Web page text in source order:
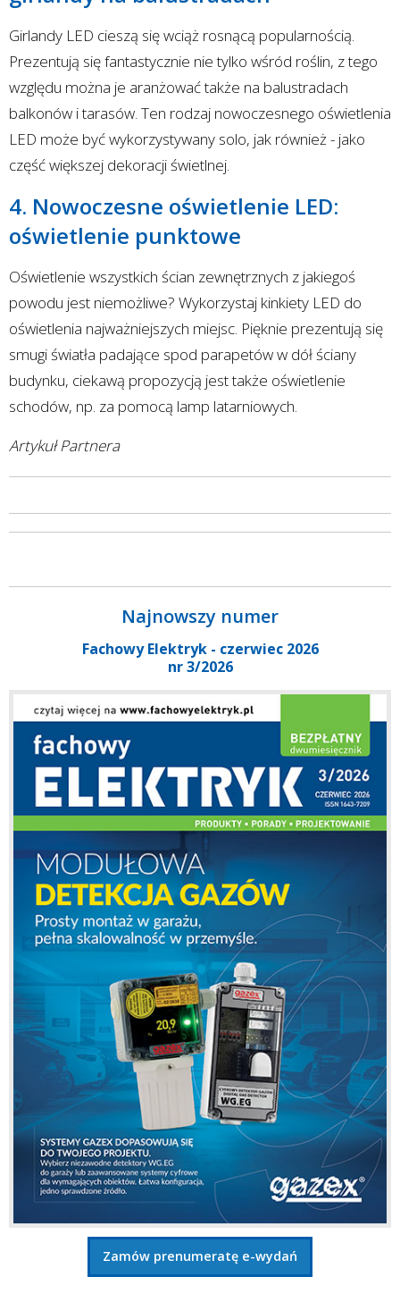
Girlandy LED cieszą się wciąż rosnącą popularnością.
Prezentują się fantastycznie nie tylko wśród roślin, z tego
względu można je aranżować także na balustradach
balkonów i tarasów. Ten rodzaj nowoczesnego oświetlenia
LED może być wykorzystywany solo, jak również - jako
część większej dekoracji świetlnej.
4. Nowoczesne oświetlenie LED:
oświetlenie punktowe
Oświetlenie wszystkich ścian zewnętrznych z jakiegoś
powodu jest niemożliwe? Wykorzystaj kinkiety LED do
oświetlenia najważniejszych miejsc. Pięknie prezentują się
smugi światła padające spod parapetów w dół ściany
budynku, ciekawą propozycją jest także oświetlenie
schodów, np. za pomocą lamp latarniowych.
Artykuł Partnera
Najnowszy numer
Fachowy Elektryk - czerwiec 2026
nr 3/2026
Zamów prenumeratę e-wydań